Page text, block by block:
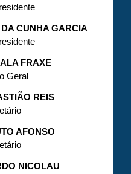
CUNHA GARCIA
FRAXE
Geral
REIS
AFONSO
NICOLAU